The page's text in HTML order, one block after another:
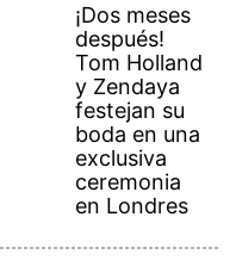
¡Dos meses
después!
Tom Holland
y Zendaya
festejan su
boda en una
exclusiva
ceremonia
en Londres